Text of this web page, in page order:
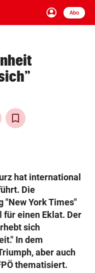
account_circle
Anmelden
Abo
close Schließen
arrow_right
arrow_right
hat international
Die
"New York Times"
einen Eklat. Der
sich
In dem
aber auch
thematisiert.